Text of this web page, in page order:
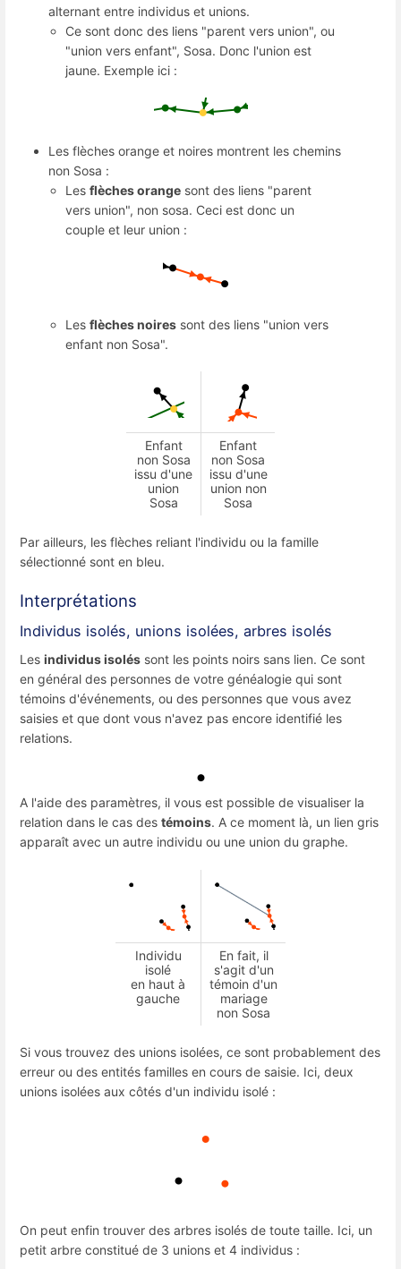
alternant entre individus et unions.
Ce sont donc des liens "parent vers union", ou
"union vers enfant", Sosa. Donc l'union est
jaune. Exemple ici :
Les flèches orange et noires montrent les chemins
non Sosa :
Lesflèches orange sont des liens "parent
vers union", non sosa. Ceci est donc un
couple et leur union :
Lesflèches noires sont des liens "union vers
enfant non Sosa".
Enfant
non Sosa
issu d'une
union
Sosa
Enfant
non Sosa
issu d'une
union non
Sosa
Par ailleurs, les flèches reliant l'individu ou la famille
sélectionné sont en bleu.
Interprétations
Individus isolés, unions isolées, arbres isolés
Les individus isolés sont les points noirs sans lien. Ce sont
en général des personnes de votre généalogie qui sont
témoins d'événements, ou des personnes que vous avez
saisies et que dont vous n'avez pas encore identifié les
relations.
A l'aide des paramètres, il vous est possible de visualiser la
relation dans le cas des témoins. A ce moment là, un lien gris
apparaît avec un autre individu ou une union du graphe.
Individu
isolé
en haut à
gauche
En fait, il
s'agit d'un
témoin d'un
mariage
non Sosa
Si vous trouvez des unions isolées, ce sont probablement des
erreur ou des entités familles en cours de saisie. Ici, deux
unions isolées aux côtés d'un individu isolé :
On peut enfin trouver des arbres isolés de toute taille. Ici, un
petit arbre constitué de 3 unions et 4 individus :